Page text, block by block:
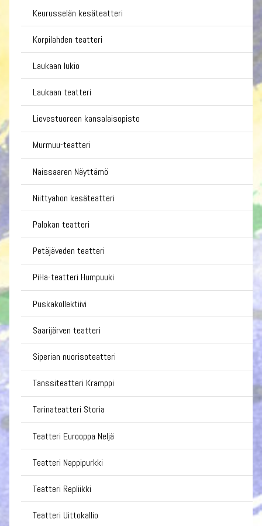
Keurusselän kesäteatteri
Korpilahden teatteri
Laukaan lukio
Laukaan teatteri
Lievestuoreen kansalaisopisto
Murmuu-teatteri
Naissaaren Näyttämö
Niittyahon kesäteatteri
Palokan teatteri
Petäjäveden teatteri
PiHa-teatteri Humpuuki
Puskakollektiivi
Saarijärven teatteri
Siperian nuorisoteatteri
Tanssiteatteri Kramppi
Tarinateatteri Storia
Teatteri Eurooppa Neljä
Teatteri Nappipurkki
Teatteri Repliikki
Teatteri Uittokallio